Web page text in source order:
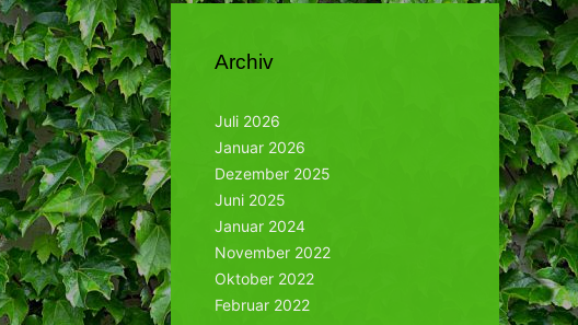
Archiv
Juli 2026
Januar 2026
Dezember 2025
Juni 2025
Januar 2024
November 2022
Oktober 2022
Februar 2022